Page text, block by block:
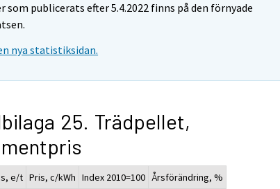
som publicerats efter 5.4.2022 finns på den förnyade
nya statistiksidan.
25. Trädpellet,
e/t Pris, c/kWh Index 2010=100 Årsförändring, %